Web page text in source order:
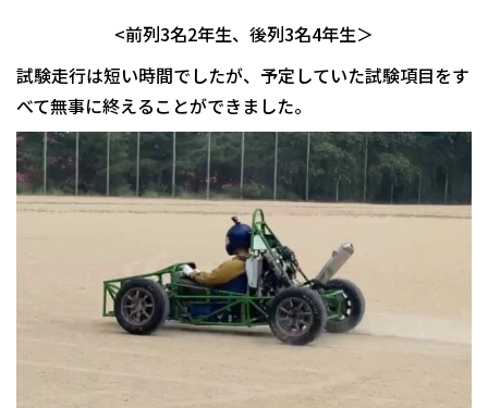
<前列3名2年生、後列3名4年生＞
試験走行は短い時間でしたが、予定していた試験項目をす
べて無事に終えることができました。